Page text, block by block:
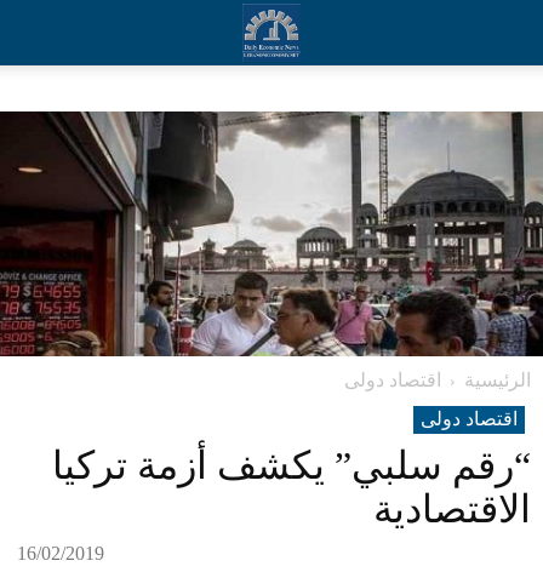
الرئيسية
اقتصاد دولی
اقتصاد دولی
“رقم سلبي” يكشف أزمة تركيا
الاقتصادية
16/02/2019